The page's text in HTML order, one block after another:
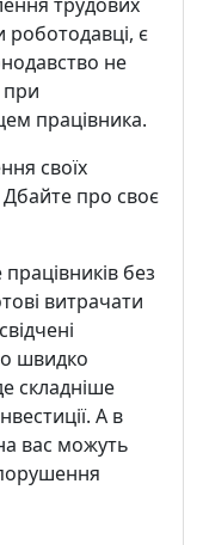
роботодавці, є
не
при
працівника.
своїх
Дбайте про своє
без
витрачати
швидко
складніше
А в
вас можуть